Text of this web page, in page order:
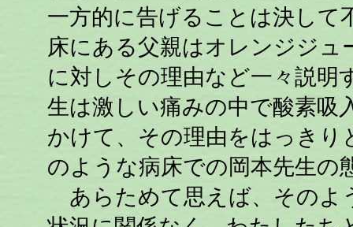
一方的に告げることは決して
床にある父親はオレンジジ
に対しその理由など一々説
生は激しい痛みの中で酸素吸
かけて、その理由をはっき
のような病床での岡本先生の
あらためて思えば、そのよ